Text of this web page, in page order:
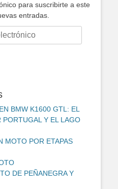
para suscribirte a este
entradas.
BMW K1600 GTL: EL
PORTUGAL Y EL LAGO
MOTO POR ETAPAS
DE PEÑANEGRA Y